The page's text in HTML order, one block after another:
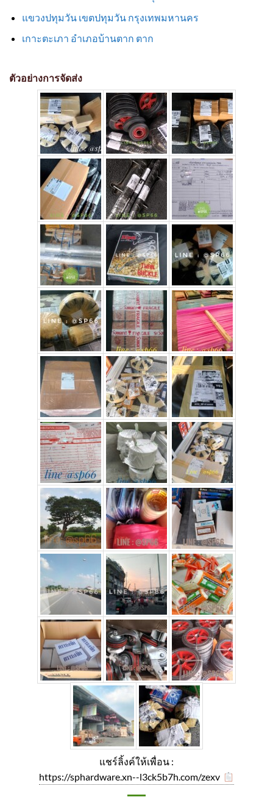
แขวงปทุมวัน เขตปทุมวัน กรุงเทพมหานคร
เกาะตะเภา อำเภอบ้านตาก ตาก
ตัวอย่างการจัดส่ง
แชร์ลิ้งค์ให้เพื่อน :
https://sphardware.xn--l3ck5b7h.com/zexv